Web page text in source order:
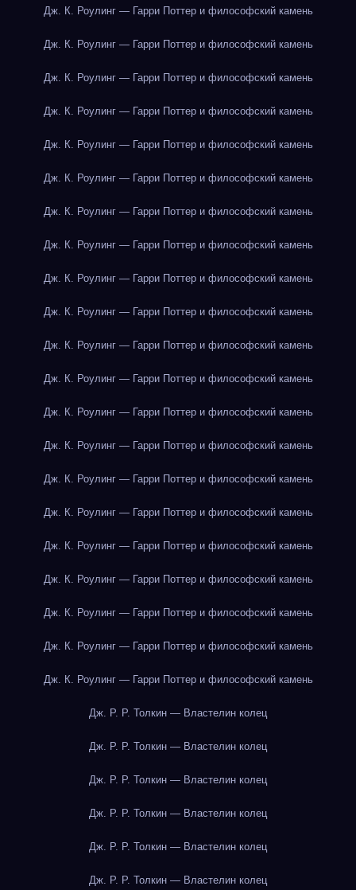
Дж. К. Роулинг — Гарри Поттер и философский камень
Дж. К. Роулинг — Гарри Поттер и философский камень
Дж. К. Роулинг — Гарри Поттер и философский камень
Дж. К. Роулинг — Гарри Поттер и философский камень
Дж. К. Роулинг — Гарри Поттер и философский камень
Дж. К. Роулинг — Гарри Поттер и философский камень
Дж. К. Роулинг — Гарри Поттер и философский камень
Дж. К. Роулинг — Гарри Поттер и философский камень
Дж. К. Роулинг — Гарри Поттер и философский камень
Дж. К. Роулинг — Гарри Поттер и философский камень
Дж. К. Роулинг — Гарри Поттер и философский камень
Дж. К. Роулинг — Гарри Поттер и философский камень
Дж. К. Роулинг — Гарри Поттер и философский камень
Дж. К. Роулинг — Гарри Поттер и философский камень
Дж. К. Роулинг — Гарри Поттер и философский камень
Дж. К. Роулинг — Гарри Поттер и философский камень
Дж. К. Роулинг — Гарри Поттер и философский камень
Дж. К. Роулинг — Гарри Поттер и философский камень
Дж. К. Роулинг — Гарри Поттер и философский камень
Дж. К. Роулинг — Гарри Поттер и философский камень
Дж. К. Роулинг — Гарри Поттер и философский камень
Дж. Р. Р. Толкин — Властелин колец
Дж. Р. Р. Толкин — Властелин колец
Дж. Р. Р. Толкин — Властелин колец
Дж. Р. Р. Толкин — Властелин колец
Дж. Р. Р. Толкин — Властелин колец
Дж. Р. Р. Толкин — Властелин колец